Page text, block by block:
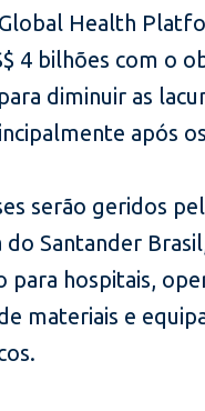
Health
4 bilhões com o
diminuir as
após
serão geridos
do Santander
para hospitais,
materiais e